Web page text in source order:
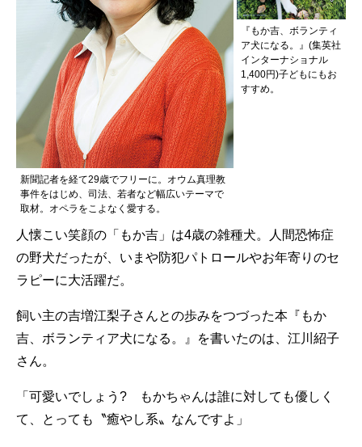
新聞記者を経て29歳でフリーに。オウム真理教
事件をはじめ、司法、若者など幅広いテーマで
取材。オペラをこよなく愛する。
『もか吉、ボランティ
ア犬になる。』(集英社
インターナショナル
1,400円)子どもにもお
すすめ。
人懐こい笑顔の「もか吉」は4歳の雑種犬。人間恐怖症
の野犬だったが、いまや防犯パトロールやお年寄りのセ
ラピーに大活躍だ。
飼い主の吉増江梨子さんとの歩みをつづった本『もか
吉、ボランティア犬になる。』を書いたのは、江川紹子
さん。
「可愛いでしょう? もかちゃんは誰に対しても優しく
て、とっても〝癒やし系〟なんですよ」